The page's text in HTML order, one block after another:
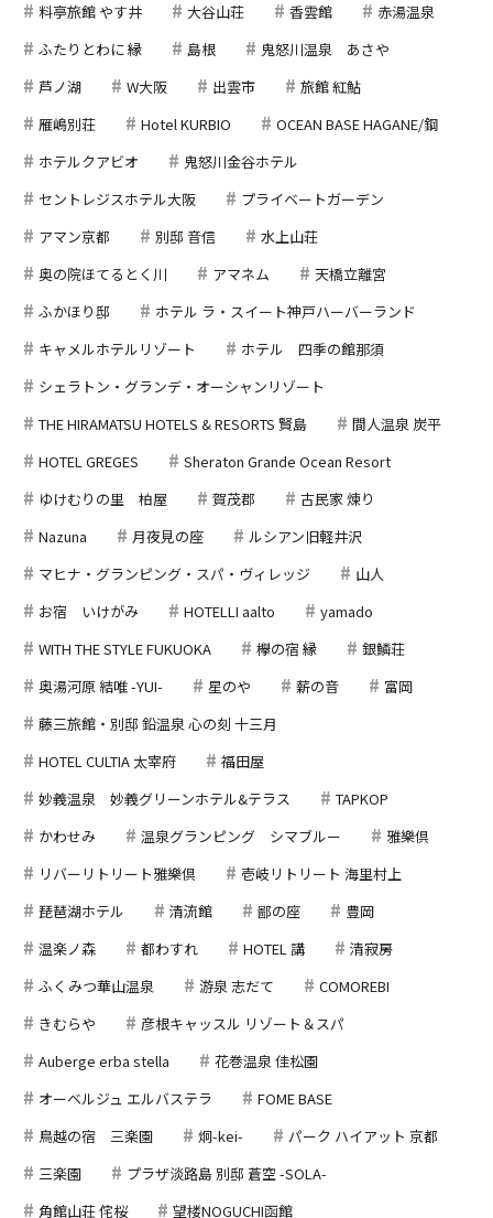
料亭旅館 やす井
大谷山荘 香雲館
赤湯温泉
ふたりとわに 縁
島根
鬼怒川温泉 あさや
芦ノ湖
W大阪 出雲市
旅館 紅鮎
雁嶋別荘
Hotel KURBIO
OCEAN BASE HAGANE/鋼
ホテルクアビオ
鬼怒川金谷ホテル
セントレジスホテル大阪
プライベートガーデン
アマン京都
別邸 音信
水上山荘
奥の院ほてるとく川
アマネム
天橋立離宮
ふかほり邸
ホテル ラ・スイート神戸ハーバーランド
キャメルホテルリゾート
ホテル 四季の館那須
シェラトン・グランデ・オーシャンリゾート
THE HIRAMATSU HOTELS & RESORTS 賢島
間人温泉 炭平
HOTEL GREGES
Sheraton Grande Ocean Resort
ゆけむりの里 柏屋
賀茂郡
古民家 煉り
Nazuna
月夜見の座
ルシアン旧軽井沢
マヒナ・グランピング・スパ・ヴィレッジ
山人
お宿 いけがみ
HOTELLI aalto
yamado
WITH THE STYLE FUKUOKA
欅の宿 縁
銀鱗荘
奥湯河原 結唯 -YUI-
星のや 薪の音
富岡
藤三旅館・別邸 鉛温泉 心の刻 十三月
HOTEL CULTIA 太宰府
福田屋
妙義温泉 妙義グリーンホテル&テラス
TAPKOP
かわせみ
温泉グランピング シマブルー
雅樂倶
リバーリトリート雅樂倶
壱岐リトリート 海里村上
琵琶湖ホテル
清流館 鄙の座
豊岡
温楽ノ森
都わすれ HOTEL 講
清寂房
ふくみつ華山温泉
游泉 志だて
COMOREBI
きむらや
彦根キャッスル リゾート＆スパ
Auberge erba stella
花巻温泉 佳松園
オーベルジュ エルバステラ
FOME BASE
鳥越の宿 三楽園
炯-kei-
パーク ハイアット 京都
三楽園
プラザ淡路島 別邸 蒼空 -SOLA-
角館山荘 侘桜
望楼NOGUCHI函館